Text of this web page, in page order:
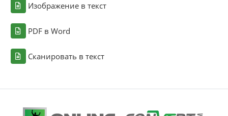
Изображение в текст
PDF в Word
Сканировать в текст